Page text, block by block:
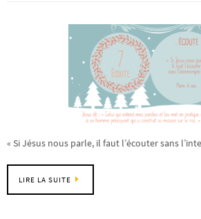
« Si Jésus nous parle, il faut l’écouter sans
LIRE LA SUITE